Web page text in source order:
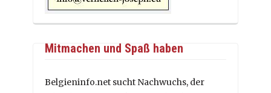
Mitmachen und Spaß haben
Belgieninfo.net sucht Nachwuchs, der